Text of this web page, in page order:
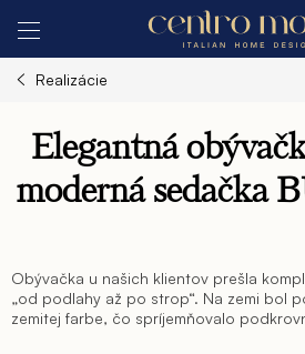
Realizácie
Elegantná
moderná sedačka
Obývačka u našich klientov prešla
„od podlahy až po strop“. Na zemi bol
zemitej farbe, čo spríjemňovalo